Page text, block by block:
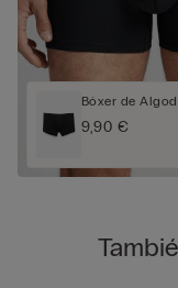
Bóxer de
9,90 €